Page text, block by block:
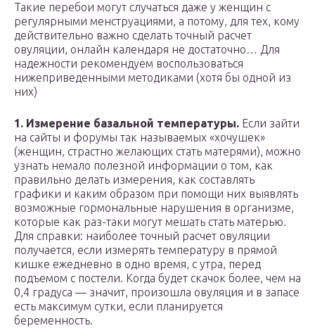
Такие перебои могут случаться даже у женщин с
регулярными менструациями, а потому, для тех, кому
действительно важно сделать точный расчет
овуляции, онлайн календаря не достаточно… Для
надежности рекомендуем воспользоваться
нижеприведенными методиками (хотя бы одной из
них)
1. Измерение базальной температуры. Если зайти
на сайты и форумы так называемых «хочушек»
(женщин, страстно желающих стать матерями), можно
узнать немало полезной информации о том, как
правильно делать измерения, как составлять
графики и каким образом при помощи них выявлять
возможные гормональные нарушения в организме,
которые как раз-таки могут мешать стать матерью.
Для справки: наиболее точный расчет овуляции
получается, если измерять температуру в прямой
кишке ежедневно в одно время, с утра, перед
подъемом с постели. Когда будет скачок более, чем на
0,4 градуса — значит, произошла овуляция и в запасе
есть максимум сутки, если планируется
беременность.